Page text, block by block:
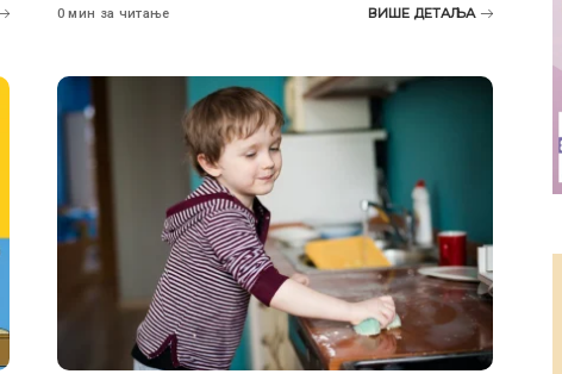
0 мин за читање ВИШЕ ДЕТАЉА